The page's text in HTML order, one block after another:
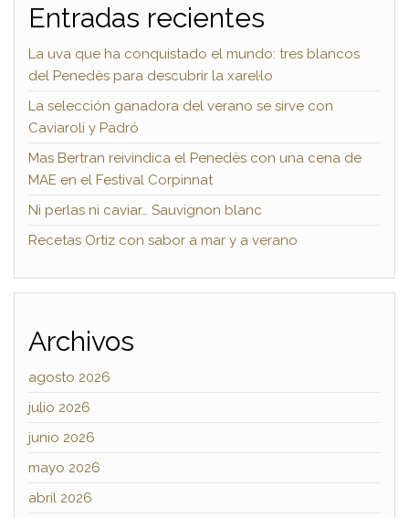
Entradas recientes
La uva que ha conquistado el mundo: tres blancos
del Penedès para descubrir la xarel·lo
La selección ganadora del verano se sirve con
Caviaroli y Padró
Mas Bertran reivindica el Penedès con una cena de
MAE en el Festival Corpinnat
Ni perlas ni caviar… Sauvignon blanc
Recetas Ortiz con sabor a mar y a verano
Archivos
agosto 2026
julio 2026
junio 2026
mayo 2026
abril 2026